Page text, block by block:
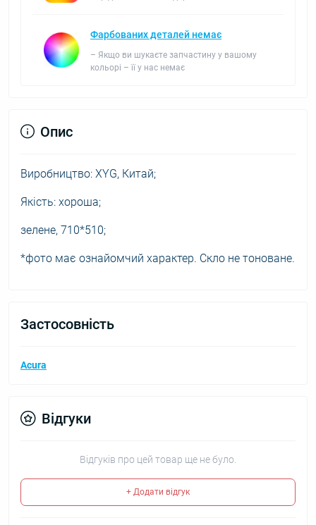
Фарбованих деталей немає
– Якщо ви шукаєте запчастину у вашому
кольорі – її у нас немає
Опис
Виробництво: XYG, Китай;
Якість: хороша;
зелене, 710*510;
*фото має ознайомчий характер. Скло не тоноване.
Застосовність
Acura
Відгуки
Відгуків про цей товар ще не було.
+ Додати відгук